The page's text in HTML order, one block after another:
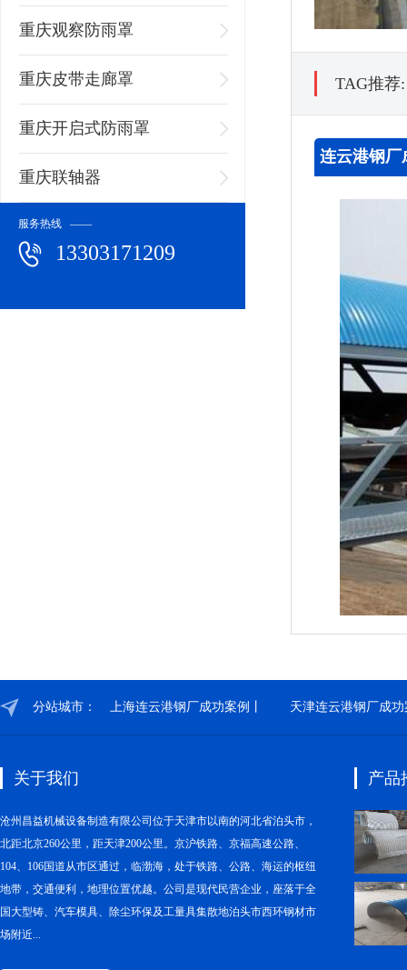
重庆观察防雨罩
重庆皮带走廊罩
重庆开启式防雨罩
重庆联轴器
服务热线 ——
13303171209
TAG推
连云港钢厂
分站城市： 上海连云港钢厂成功案例丨 天津连云港钢厂成
关于我们
沧州昌益机械设备制造有限公司位于天津市以南的河北省泊头市，
北距北京260公里，距天津200公里。京沪铁路、京福高速公路、
104、106国道从市区通过，临渤海，处于铁路、公路、海运的枢纽
地带，交通便利，地理位置优越。公司是现代民营企业，座落于全
国大型铸、汽车模具、除尘环保及工量具集散地泊头市西环钢材市
场附近...
产品